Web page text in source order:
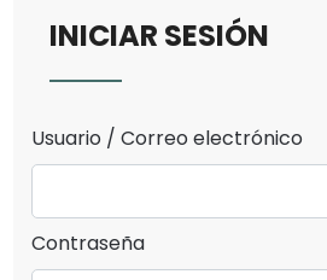
INICIAR SESIÓN
Usuario / Correo electrónico
Contraseña